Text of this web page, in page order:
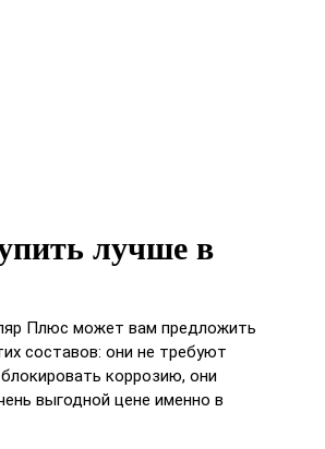
лучше в
Плюс может вам предложить
составов: они не требуют
коррозию, они
выгодной цене именно в